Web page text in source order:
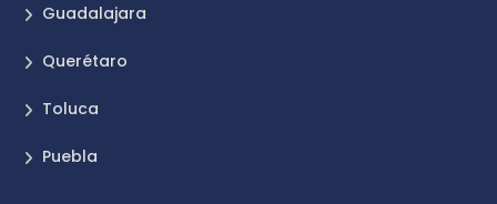
Guadalajara
Querétaro
Toluca
Puebla